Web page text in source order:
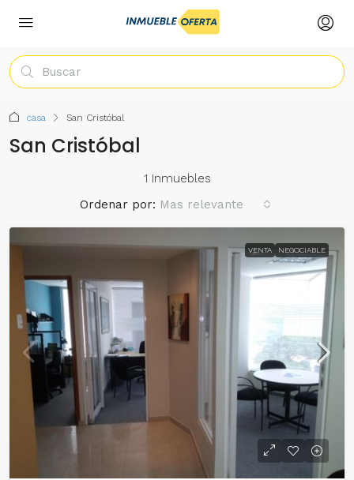
casa San Cristóbal
San Cristóbal
1 Inmuebles
Ordenar por: Mas relevante
VENTA NEGOCIABLE